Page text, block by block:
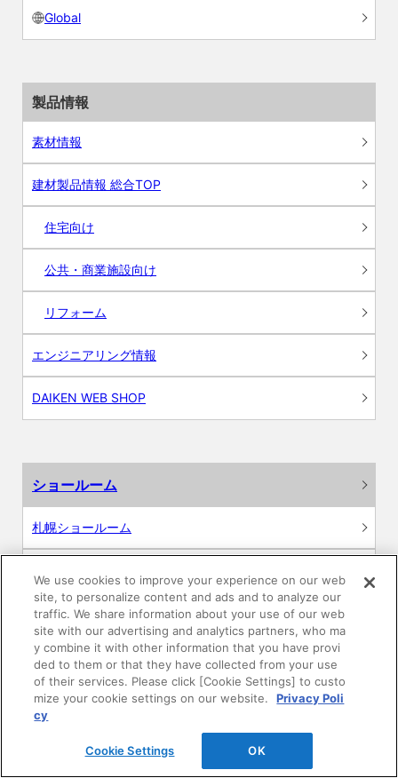
Global
製品情報
素材情報
建材製品情報 総合TOP
住宅向け
公共・商業施設向け
リフォーム
エンジニアリング情報
DAIKEN WEB SHOP
ショールーム
札幌ショールーム
金沢ショールーム
新宿ショールーム
名古屋ショールーム
We use cookies to improve your experience on our web
site, to personalize content and ads and to analyze our
traffic. We share information about your use of our web
site with our advertising and analytics partners, who ma
y combine it with other information that you have provi
ded to them or that they have collected from your use
of their services. Please click [Cookie Settings] to custo
mize your cookie settings on our website.
Privacy Poli
cy
Cookie Settings OK